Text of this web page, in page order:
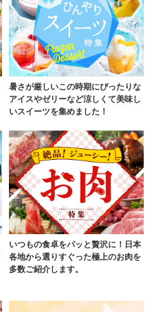
暑さが厳しいこの時期にぴったりな
アイスやゼリーなど涼しくて美味し
いスイーツを集めました！
いつもの食卓をパッと贅沢に！日本
各地から選りすぐった極上のお肉を
多数ご紹介します。